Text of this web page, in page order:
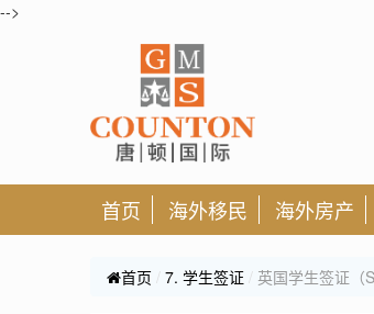
-->
首页 海外移民 海外房产
首页 7. 学生签证 英国学生签证（